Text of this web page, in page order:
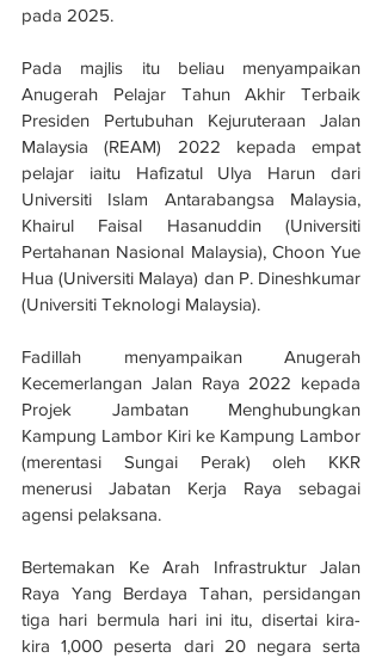
pada 2025.
Pada majlis itu beliau menyampaikan
Anugerah Pelajar Tahun Akhir Terbaik
Presiden Pertubuhan Kejuruteraan Jalan
Malaysia (REAM) 2022 kepada empat
pelajar iaitu Hafizatul Ulya Harun dari
Universiti Islam Antarabangsa Malaysia,
Khairul Faisal Hasanuddin (Universiti
Pertahanan Nasional Malaysia), Choon Yue
Hua (Universiti Malaya) dan P. Dineshkumar
(Universiti Teknologi Malaysia).
Fadillah menyampaikan Anugerah
Kecemerlangan Jalan Raya 2022 kepada
Projek Jambatan Menghubungkan
Kampung Lambor Kiri ke Kampung Lambor
(merentasi Sungai Perak) oleh KKR
menerusi Jabatan Kerja Raya sebagai
agensi pelaksana.
Bertemakan Ke Arah Infrastruktur Jalan
Raya Yang Berdaya Tahan, persidangan
tiga hari bermula hari ini itu, disertai kira-
kira 1,000 peserta dari 20 negara serta